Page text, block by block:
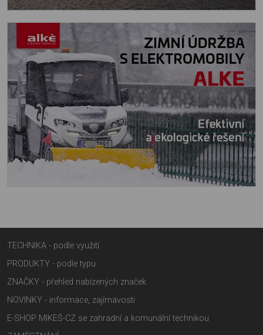
TECHNIKA - podle využití
PRODUKTY - podle typu
ZNAČKY - přehled nabízených značek
NOVINKY - informace, zajímavosti
E-SHOP MIKEŠ-CZ se zahradní a komunální technikou